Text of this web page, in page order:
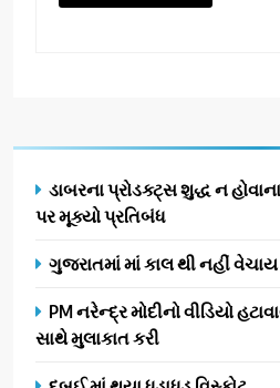
ડાબરના પ્રોડક્ટ્સ શુદ્ધ ન
પર મૂક્યો પ્રતિબંધ
ગુજરાતમાં માં કાલ થી નહીં
PM નરેન્દ્ર મોદીનો વીડિયો
સાથે મુલાકાત કરી